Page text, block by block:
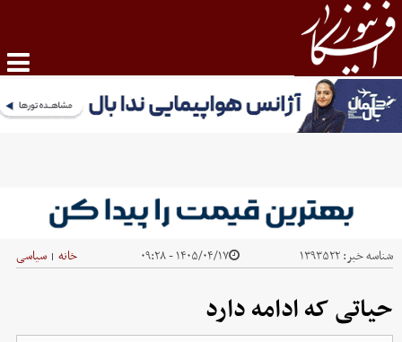
شناسه خبر:۱۳۹۳۵۲۲ ۱۴۰۵/۰۴/۱۷ - ۰۹:۲۸ خانه | سیاسی
حیاتی که ادامه دارد